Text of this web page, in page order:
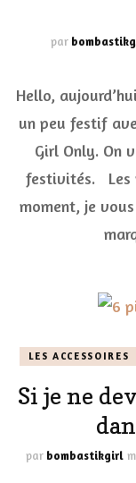
par
Hello,
un peu festif
Girl Only. On
festivités. Les
moment, je
LES ACCESSOIRES
Si je ne
par bombastikgirl